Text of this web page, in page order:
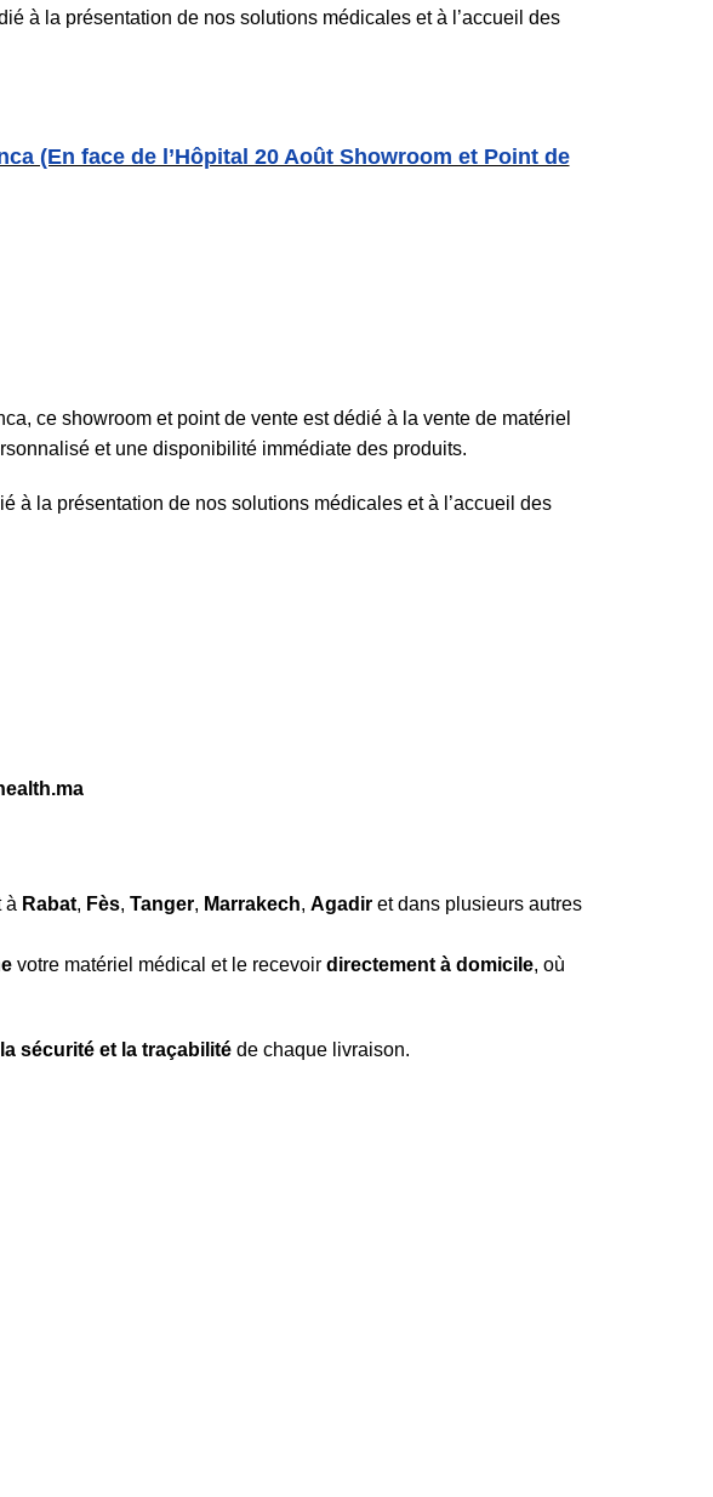
à la présentation de nos solutions médicales et à l’accueil des
(En face de l’Hôpital 20 Août Showroom et Point de
ce showroom et point de vente est dédié à la vente de matériel
et une disponibilité immédiate des produits.
à la présentation de nos solutions médicales et à l’accueil des
à Rabat, Fès, Tanger, Marrakech, Agadir et dans plusieurs autres
votre matériel médical et le recevoir directement à domicile, où
sécurité et la traçabilité de chaque livraison.